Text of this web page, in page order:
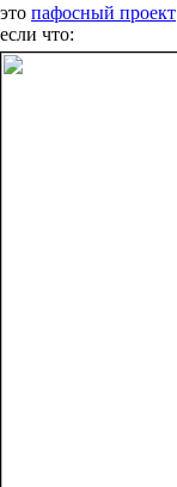
это пафосный проект
если что: